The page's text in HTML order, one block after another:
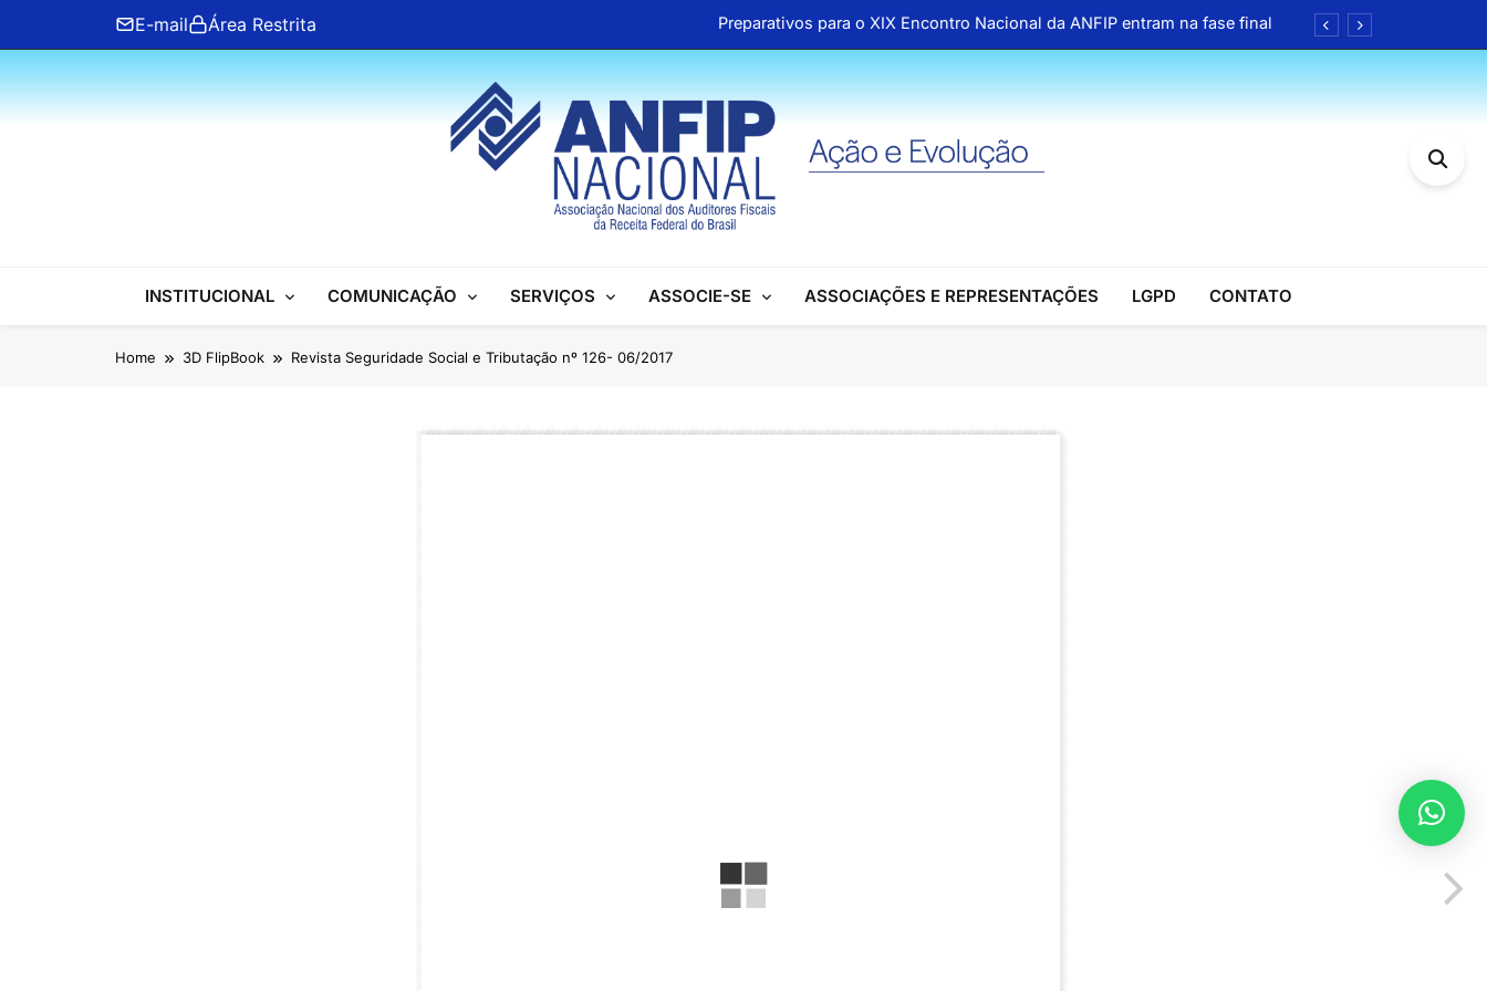
content
E-mail Área Restrita Preparativos para o XIX Encontro Nacional da ANFIP entram na fase final
Almoço em homenagem ao Dia dos Pais reúne associados da ANFIP-RS
Informativo semanal Linha Direta nº 3126
ANFIP Nacional recebe visita da superintendente da Receita Federal da 4ª Região Fiscal
Preparativos para o XIX Encontro Nacional da ANFIP entram na fase final
ANFIP Nacional
INSTITUCIONAL COMUNICAÇÃO SERVIÇOS ASSOCIE-SE ASSOCIAÇÕES E REPRESENTAÇÕES LGPD CONTATO
Home 3D FlipBook Revista Seguridade Social e Tributação nº 126- 06/2017